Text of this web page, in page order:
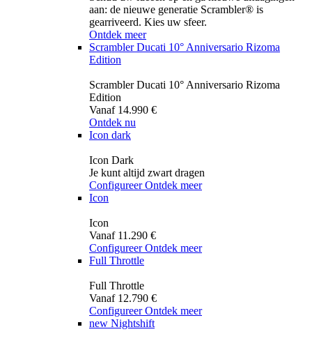
aan: de nieuwe generatie Scrambler® is
gearriveerd. Kies uw sfeer.
Ontdek meer
Scrambler Ducati 10° Anniversario Rizoma
Edition
Scrambler Ducati 10° Anniversario Rizoma
Edition
Vanaf 14.990 €
Ontdek nu
Icon dark
Icon Dark
Je kunt altijd zwart dragen
Configureer Ontdek meer
Icon
Icon
Vanaf 11.290 €
Configureer Ontdek meer
Full Throttle
Full Throttle
Vanaf 12.790 €
Configureer Ontdek meer
new Nightshift